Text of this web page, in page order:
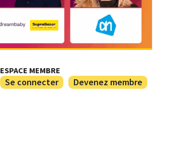
ESPACE MEMBRE
Se connecter Devenez membre